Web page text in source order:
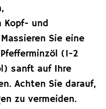
Kopf- und
Sie eine
(1-2
sanft auf Ihre
Achten Sie darauf,
zu vermeiden.